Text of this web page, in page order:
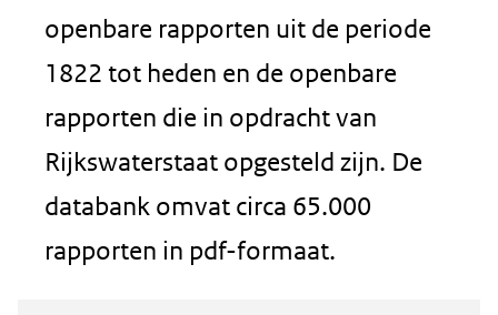
openbare rapporten uit de periode
1822 tot heden en de openbare
rapporten die in opdracht van
Rijkswaterstaat opgesteld zijn. De
databank omvat circa 65.000
rapporten in pdf-formaat.